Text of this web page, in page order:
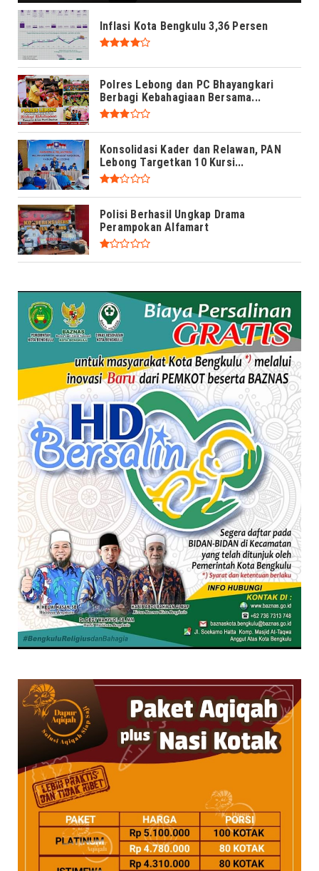
Inflasi Kota Bengkulu 3,36 Persen
Polres Lebong dan PC Bhayangkari
Berbagi Kebahagiaan Bersama...
Konsolidasi Kader dan Relawan, PAN
Lebong Targetkan 10 Kursi...
Polisi Berhasil Ungkap Drama
Perampokan Alfamart